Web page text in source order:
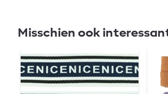
Misschien ook